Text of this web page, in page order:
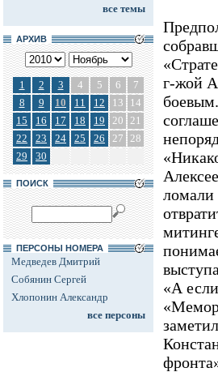
все темы
АРХИВ
1 2 3 4 5 6
7
8
9 10 11 12 13
14
15
16 17 18 19 20 21
22
23 24 25 26 27 28
29
30
ПОИСК
ПЕРСОНЫ НОМЕРА
Медведев Дмитрий
Собянин Сергей
Хлопонин Александр
все персоны
г-жой
ломали
«А